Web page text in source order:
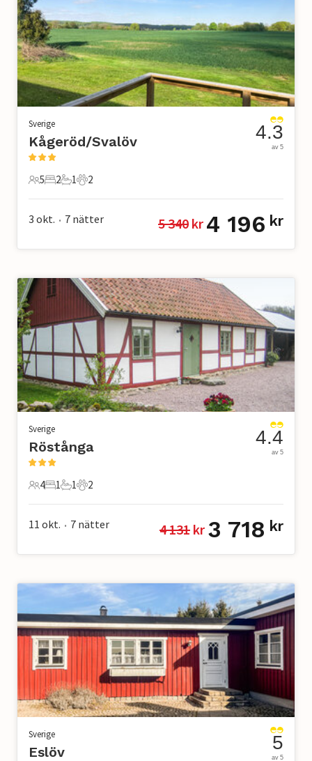
Sverige
Kågeröd/Svalöv
5 Gäster
5
2 Sovrum
2
1 Badrum
1
2 Husdjur
2
4.3
av 5
3 okt. • 7 nätter 5 340 kr 4 196 kr
Sverige
Röstånga
4 Gäster
4
1 Sovrum
1
1 Badrum
1
2 Husdjur
2
4.4
av 5
11 okt. • 7 nätter 4 131 kr 3 718 kr
Sverige
Eslöv 5
av 5